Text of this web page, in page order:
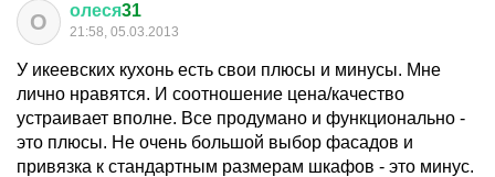
О олеся31
21:58, 05.03.2013
У икеевских кухонь есть свои плюсы и минусы. Мне
лично нравятся. И соотношение цена/качество
устраивает вполне. Все продумано и функционально -
это плюсы. Не очень большой выбор фасадов и
привязка к стандартным размерам шкафов - это минус.